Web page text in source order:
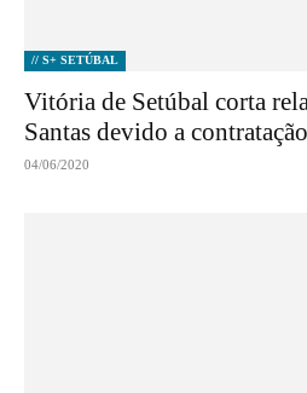
// S+ SETÚBAL
Vitória de Setúbal corta
Santas devido a
04/06/2020